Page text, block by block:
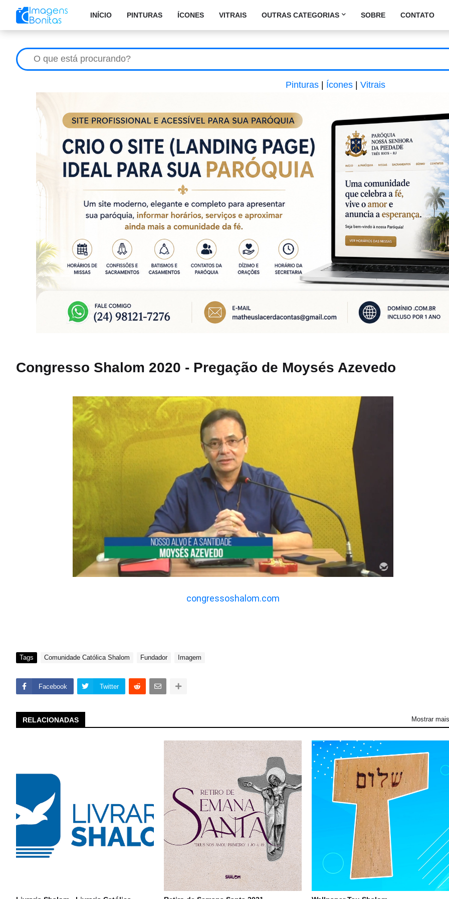
INÍCIO PINTURAS ÍCONES VITRAIS OUTRAS CATEGORIAS SOBRE CONTATO
Pinturas Ícones Vitrais
Congresso Shalom 2020 - Pregação de Moysés Azevedo
congressoshalom.com
Tags Comunidade Católica Shalom Fundador Imagem
Facebook Twitter
RELACIONADAS Mostrar mais